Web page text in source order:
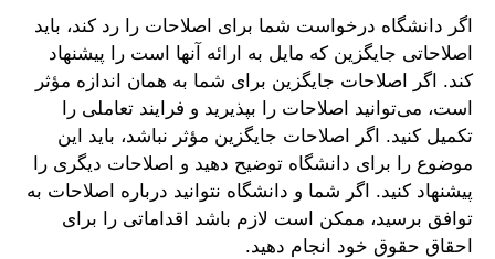
اگر دانشگاه درخواست شما برای اصلاحات را رد کند، باید
اصلاحاتی جایگزین که مایل به ارائه آنها است را پیشنهاد
کند. اگر اصلاحات جایگزین برای شما به همان اندازه مؤثر
است، می‌توانید اصلاحات را بپذیرید و فرایند تعاملی را
تکمیل کنید. اگر اصلاحات جایگزین مؤثر نباشد، باید این
موضوع را برای دانشگاه توضیح دهید و اصلاحات دیگری را
پیشنهاد کنید. اگر شما و دانشگاه نتوانید درباره اصلاحات به
توافق برسید، ممکن است لازم باشد اقداماتی را برای
احقاق حقوق خود انجام دهید.